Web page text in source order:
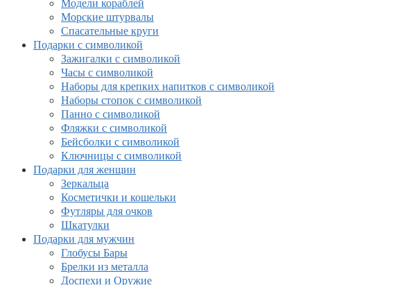
Модели кораблей
Морские штурвалы
Спасательные круги
Подарки с символикой
Зажигалки с символикой
Часы с символикой
Наборы для крепких напитков с символикой
Наборы стопок с символикой
Панно с символикой
Фляжки с символикой
Бейсболки с символикой
Ключницы с символикой
Подарки для женщин
Зеркальца
Косметички и кошельки
Футляры для очков
Шкатулки
Подарки для мужчин
Глобусы Бары
Брелки из металла
Доспехи и Оружие